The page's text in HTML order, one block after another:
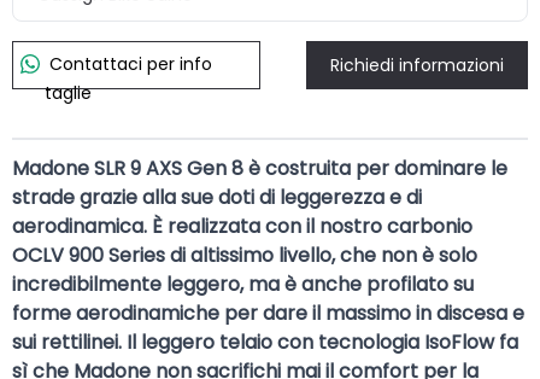
Contattaci per info
taglie
Richiedi informazioni
Madone SLR 9 AXS Gen 8 è costruita per dominare le
strade grazie alla sue doti di leggerezza e di
aerodinamica. È realizzata con il nostro carbonio
OCLV 900 Series di altissimo livello, che non è solo
incredibilmente leggero, ma è anche profilato su
forme aerodinamiche per dare il massimo in discesa e
sui rettilinei. Il leggero telaio con tecnologia IsoFlow fa
sì che Madone non sacrifichi mai il comfort per la